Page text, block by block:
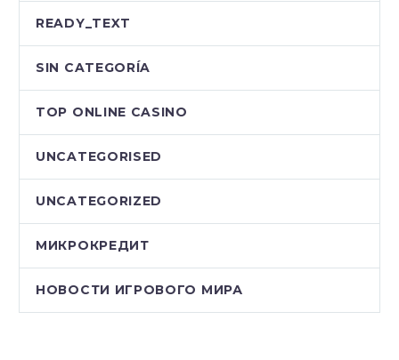
READY_TEXT
SIN CATEGORÍA
TOP ONLINE CASINO
UNCATEGORISED
UNCATEGORIZED
МИКРОКРЕДИТ
НОВОСТИ ИГРОВОГО МИРА